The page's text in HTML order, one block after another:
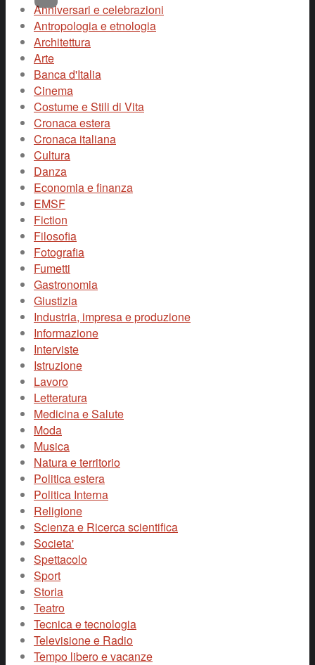
Anniversari e celebrazioni
Antropologia e etnologia
Architettura
Arte
Banca d'Italia
Cinema
Costume e Stili di Vita
Cronaca estera
Cronaca italiana
Cultura
Danza
Economia e finanza
EMSF
Fiction
Filosofia
Fotografia
Fumetti
Gastronomia
Giustizia
Industria, impresa e produzione
Informazione
Interviste
Istruzione
Lavoro
Letteratura
Medicina e Salute
Moda
Musica
Natura e territorio
Politica estera
Politica Interna
Religione
Scienza e Ricerca scientifica
Societa'
Spettacolo
Sport
Storia
Teatro
Tecnica e tecnologia
Televisione e Radio
Tempo libero e vacanze